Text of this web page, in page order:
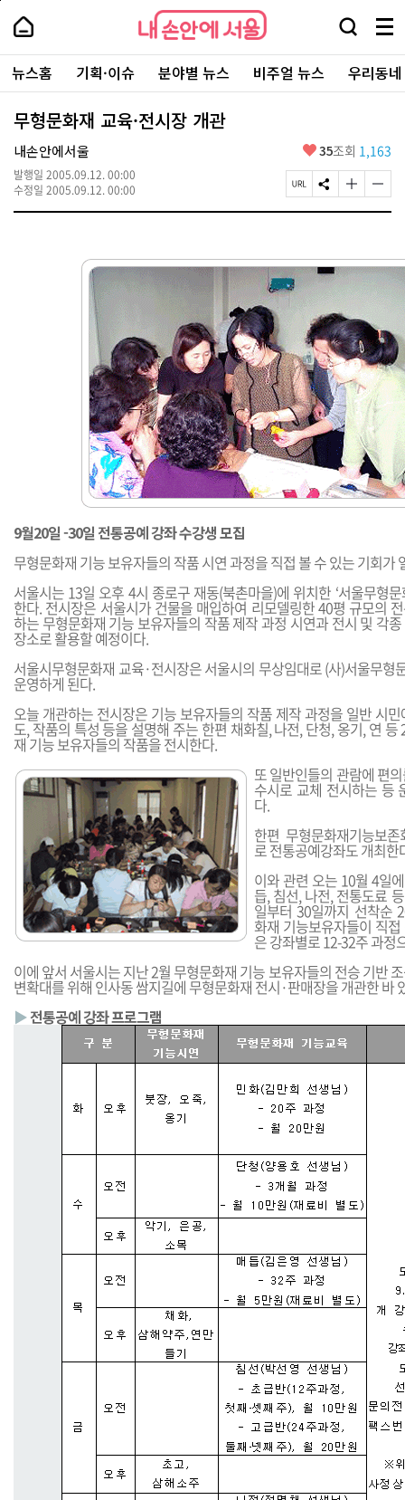
본
로
가
내
손
안
에
서
울
-
서
울
시
대
표
소
내
손
에
울
검
창
열
기
메
뉴
전
체
보
주
요
서
뉴스홈 기획·이슈 분야별 뉴스 비주얼 뉴스 우리동
무형문화재 교육·전시장 개관
내손안에서울
발행일 2005.09.12. 00:00
수정일 2005.09.12. 00:00
좋
요
35조회 1,163
페
이
L
복
사
S
N
하
기
글
자
게
변
경
하
기
글
자
게
변
경
기
9월20일 -30일 전통공예 강좌 수강생 모집
무형문화재 기능 보유자들의 작품 시연 과정을 직접 볼 수 있는 기회가
서울시는 13일 오후 4시 종로구 재동(북촌마을)에 위치한 ‘서울무형
한다. 전시장은 서울시가 건물을 매입하여 리모델링한 40평 규모의
하는 무형문화재 기능 보유자들의 작품 제작 과정 시연과 전시 및 각
장소로 활용할 예정이다.
서울시무형문화재 교육·전시장은 서울시의 무상임대로 (사)서울무형
운영하게 된다.
오늘 개관하는 전시장은 기능 보유자들의 작품 제작 과정을 일반 시
도, 작품의 특성 등을 설명해 주는 한편 채화칠, 나전, 단청, 옹기, 연
재 기능 보유자들의 작품을 전시한다.
또 일반인들의 관람에 편
수시로 교체 전시하는 등
다.
한편 무형문화재기능보
로 전통공예강좌도 개최한
이와 관련 오는 10월 4일
듭, 침선, 나전, 전통도료
일부터 30일까지 선착순
화재 기능보유자들이 직
은 강좌별로 12-32주 과정
이에 앞서 서울시는 지난 2월 무형문화재 기능 보유자들의 전승 기반
변확대를 위해 인사동 쌈지길에 무형문화재 전시·판매장을 개관한 바
▶전통공예 강좌 프로그램
페
상
단
로